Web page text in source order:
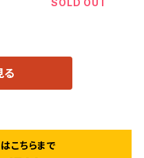
SOLD OUT
る
こちらまで